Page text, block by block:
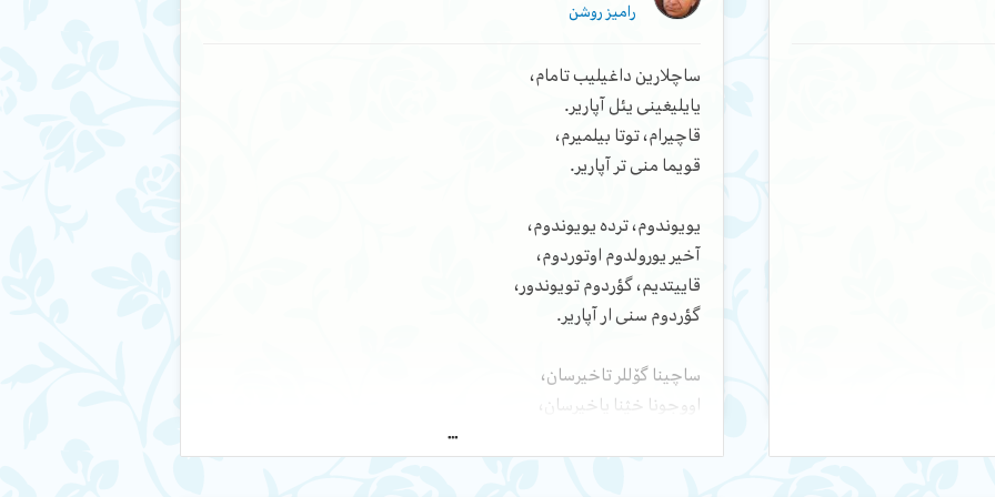
دیلنن-سؤزنن دئییب
یوخ ایدی: اینجه‌میان،
دردیمدن اؤل. آغزینا
بیر جۆت شاماما باش
اۆستونه قان دامیب، قاشلار
ائله اوزوندو کی، تامام
یئره ناز ائله‌ییر.
خیالین، جامالین گؤزل چلنگی!
گنجه، ۱۹۱۷
رامیز روشن
ساچلارین داغیلیب تامام،
یایلیغینی یئل آپاریر.
قاچیرام، توتا بیلمیرم،
قویما منی تر آپاریر.
یویوندوم، ترده یویوندوم،
آخیر یورولدوم اوتوردوم،
قاییتدیم، گؤردوم تویوندور،
گؤردوم سنی ار آپاریر.
ساچینا گۆللر تاخیرسان،
اووجونا خؽنا یاخیرسان،